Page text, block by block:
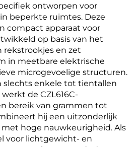
ontworpen voor
beperkte ruimtes. Deze
compact apparaat voor
op basis van het
en zet
in meetbare elektrische
microgevoelige structuren.
slechts enkele tot tientallen
de CZL616C-
bereik van grammen tot
hij een uitzonderlijk
hoge nauwkeurigheid. Als
voor lichtgewicht- en